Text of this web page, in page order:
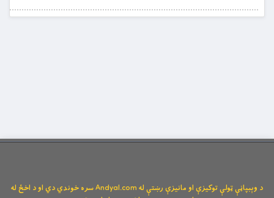
د وېبپاڼې ټولې توکیزې او مانیزې رښتې له Andyal.com سره خوندي دي او د اخځ له